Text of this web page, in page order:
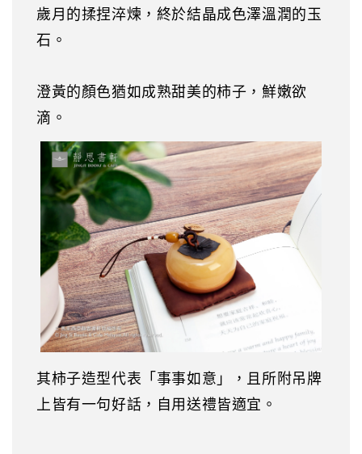
歲月的揉捏淬煉，終於結晶成色澤溫潤的玉
石。
澄黃的顏色猶如成熟甜美的柿子，鮮嫩欲
滴。
其柿子造型代表「事事如意」，且所附吊牌
上皆有一句好話，自用送禮皆適宜。